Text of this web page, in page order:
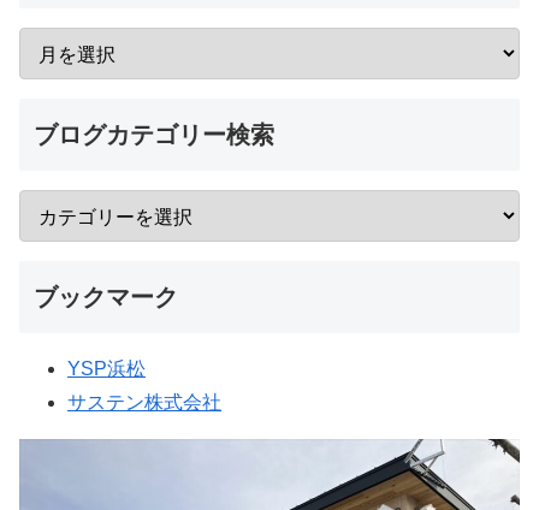
ブログカテゴリー検索
ブックマーク
YSP浜松
サステン株式会社